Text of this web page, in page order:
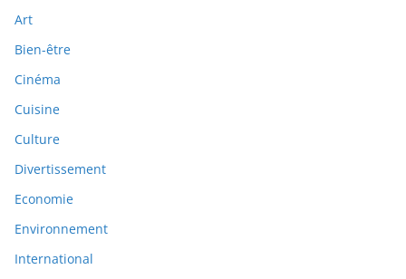
Art
Bien-être
Cinéma
Cuisine
Culture
Divertissement
Economie
Environnement
International